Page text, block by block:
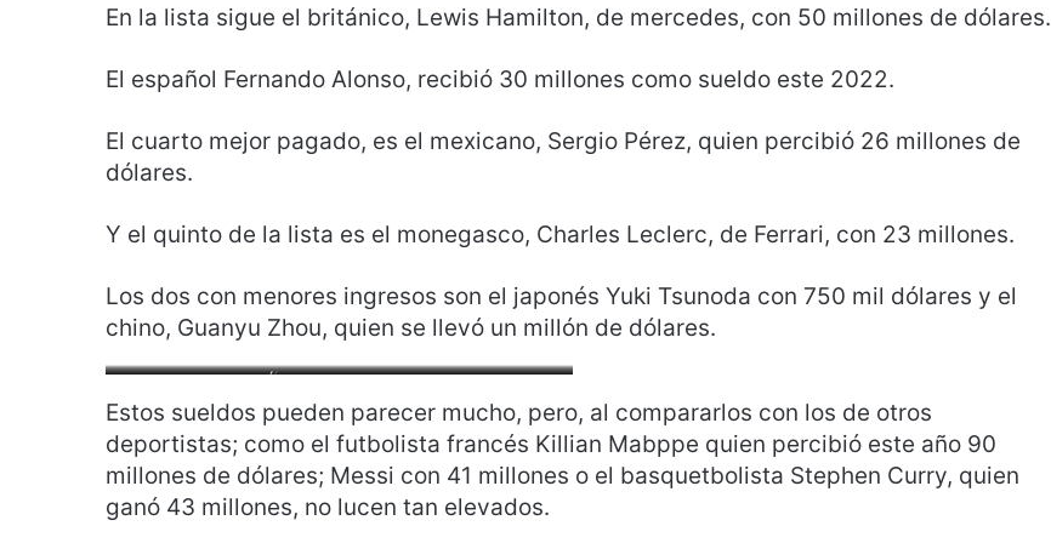
En la lista sigue el británico, Lewis Hamilton, de mercedes, con 50 millones de dólares.
El español Fernando Alonso, recibió 30 millones como sueldo este 2022.
El cuarto mejor pagado, es el mexicano, Sergio Pérez, quien percibió 26 millones de
dólares.
Y el quinto de la lista es el monegasco, Charles Leclerc, de Ferrari, con 23 millones.
Los dos con menores ingresos son el japonés Yuki Tsunoda con 750 mil dólares y el
chino, Guanyu Zhou, quien se llevó un millón de dólares.
. FOTO: MOISÉS PABLO/CUARTOSCURO.COM
FOTO: MOISÉS PABLO/CUARTOSCURO.COM
Estos sueldos pueden parecer mucho, pero, al compararlos con los de otros
deportistas; como el futbolista francés Killian Mabppe quien percibió este año 90
millones de dólares; Messi con 41 millones o el basquetbolista Stephen Curry, quien
ganó 43 millones, no lucen tan elevados.